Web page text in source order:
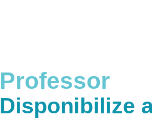
Professor
Disponibilize